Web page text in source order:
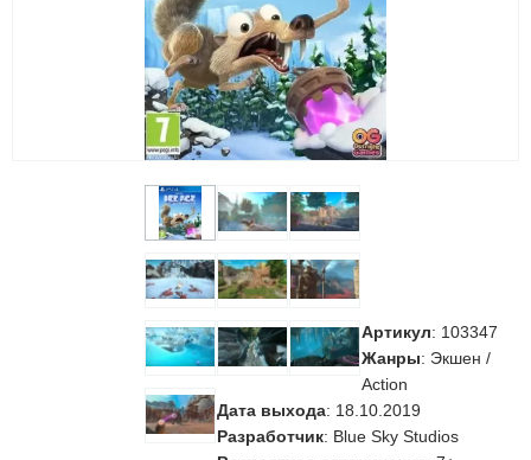
Артикул: 103347
Жанры: Экшен /
Action
Дата выхода: 18.10.2019
Разработчик: Blue Sky Studios